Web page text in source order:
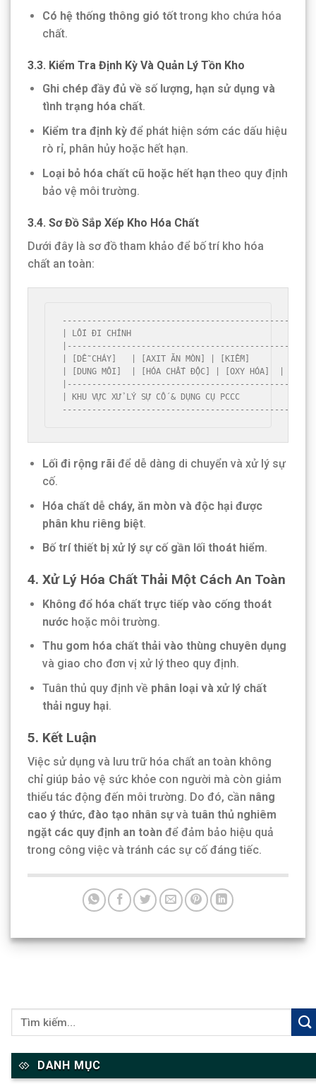
Có hệ thống thông gió tốttrong kho chứa hóa
chất.
3.3. Kiểm Tra Định Kỳ Và Quản Lý Tồn Kho
Ghi chép đầy đủ về số lượng, hạn sử dụng và
tình trạng hóa chất.
Kiểm tra định kỳđể phát hiện sớm các dấu hiệu
rò rỉ, phân hủy hoặc hết hạn.
Loại bỏ hóa chất cũ hoặc hết hạntheo quy định
bảo vệ môi trường.
3.4. Sơ Đồ Sắp Xếp Kho Hóa Chất
Dưới đây là sơ đồ tham khảo để bố trí kho hóa
chất an toàn:
---------------------------------------------------
| LỐI ĐI CHÍNH
|-------------------------------------------------|
| [DỄ CHÁY]   | [AXIT ĂN MÒN] | [KIỀM]        |
| [DUNG MÔI]  | [HÓA CHẤT ĐỘC] | [OXY HÓA]  |
|-------------------------------------------------|
| KHU VỰC XỬ LÝ SỰ CỐ & DỤNG CỤ PCCC          |
---------------------------------------------------
Lối đi rộng rãiđể dễ dàng di chuyển và xử lý sự
cố.
Hóa chất dễ cháy, ăn mòn và độc hại được
phân khu riêng biệt.
Bố trí thiết bị xử lý sự cố gần lối thoát hiểm.
4. Xử Lý Hóa Chất Thải Một Cách An Toàn
Không đổ hóa chất trực tiếp vào cống thoát
nướchoặc môi trường.
Thu gom hóa chất thải vào thùng chuyên dụng
và giao cho đơn vị xử lý theo quy định.
Tuân thủ quy định về phân loại và xử lý chất
thải nguy hại.
5. Kết Luận
Việc sử dụng và lưu trữ hóa chất an toàn không
chỉ giúp bảo vệ sức khỏe con người mà còn giảm
thiểu tác động đến môi trường. Do đó, cần nâng
cao ý thức, đào tạo nhân sựvà tuân thủ nghiêm
ngặt các quy định an toàn để đảm bảo hiệu quả
trong công việc và tránh các sự cố đáng tiếc.
DANH MỤC